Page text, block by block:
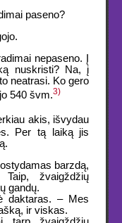
paseno?
nepaseno. Į
nuskristi? Na, į
neatrasi. Ko gero
540 švm.3)
akis, išvydau
Per tą laiką jis
barzdą,
žvaigždžių
gandų.
daktaras. – Mes
ir viskas.